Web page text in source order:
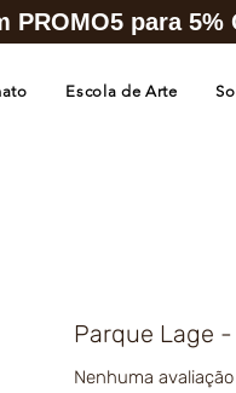
Escola de Arte
PROMO5 para
Parque Lage -
Nenhuma avaliação